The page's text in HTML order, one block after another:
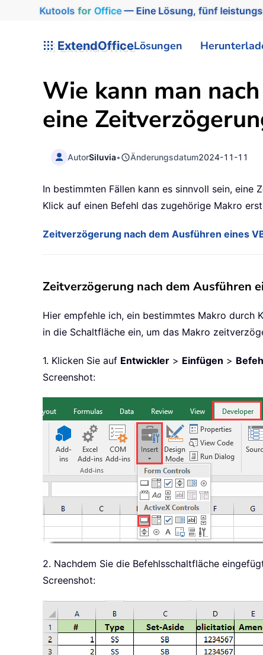
Kutools for Office— Eine Lösung, fünf
ExtendOfficeLösungen
Wie kann man
eine
AutorSiluvia• Änderungsdatum2024-11-11
In bestimmten Fällen kann es sinnvoll sein,
Klick auf einen Befehl das zugehörige Makro
Zeitverzögerung nach dem Ausführen eines
Zeitverzögerung nach dem Ausführen
Hier empfehle ich, ein bestimmtes Makro durch
in die Schaltfläche ein, um das Makro
1. Klicken Sie auf Entwickler > Einfügen >
Screenshot:
2. Nachdem Sie die Befehlsschaltfläche
Screenshot: